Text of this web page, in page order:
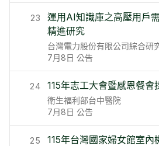
23
運用AI知識庫之高壓用戶
精進研究
台灣電力股份有限公司綜合研
7月8日 公告
24 115年志工大會暨感恩餐會
衛生福利部台中醫院
7月8日 公告
25
115年台灣國家婦女館室